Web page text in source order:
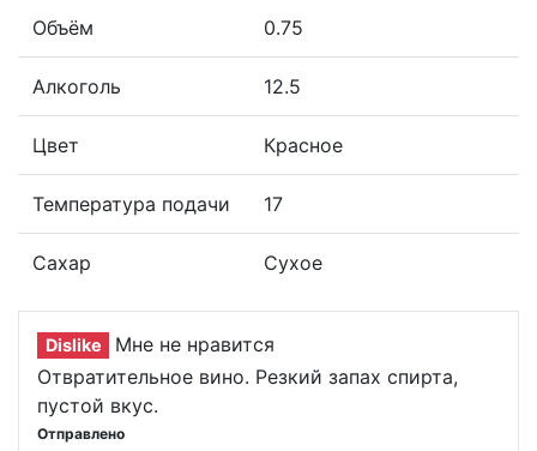
Объём 0.75
Алкоголь 12.5
Цвет Красное
Температура подачи 17
Сахар Сухое
Dislike
Мне не нравится
Отвратительное вино. Резкий запах спирта,
пустой вкус.
Отправлено